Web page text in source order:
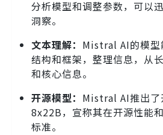
分析模型和调整参数，可以
洞察。
文本理解： Mistral AI的模型
结构和框架，整理信息，从
和核心信息。
开源模型： Mistral AI推出
8x22B，宣称其在开源性能
标准。